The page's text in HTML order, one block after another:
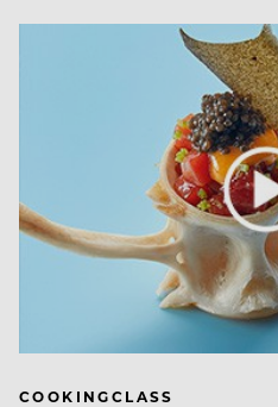
COOKINGCLASS